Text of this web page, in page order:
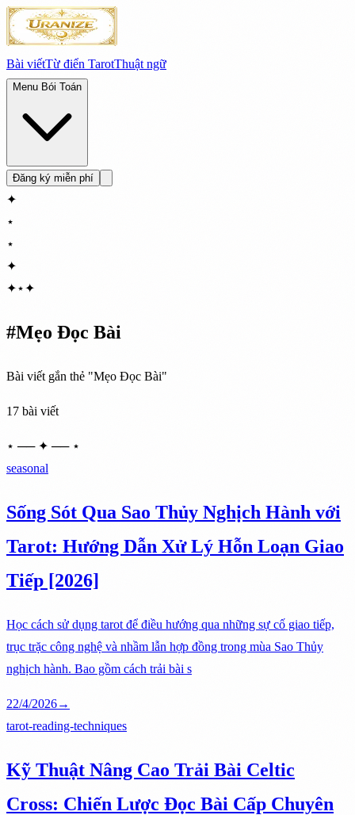
Bài viếtTừ điển TarotThuật ngữ
Menu Bói Toán
Đăng ký miễn phí
✦
⋆
⋆
✦
✦⋆✦
#Mẹo Đọc Bài
Bài viết gắn thẻ "Mẹo Đọc Bài"
17 bài viết
⋆ ── ✦ ── ⋆
seasonal
Sống Sót Qua Sao Thủy Nghịch Hành với
Tarot: Hướng Dẫn Xử Lý Hỗn Loạn Giao
Tiếp [2026]
Học cách sử dụng tarot để điều hướng qua những sự cố giao tiếp,
trục trặc công nghệ và nhầm lẫn hợp đồng trong mùa Sao Thủy
nghịch hành. Bao gồm cách trải bài s
22/4/2026→
tarot-reading-techniques
Kỹ Thuật Nâng Cao Trải Bài Celtic
Cross: Chiến Lược Đọc Bài Cấp Chuyên